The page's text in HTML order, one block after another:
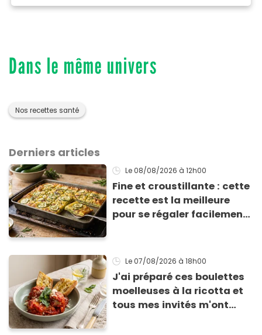
Dans le même univers
Nos recettes santé
Derniers articles
Le 08/08/2026 à 12h00
Fine et croustillante : cette
recette est la meilleure
pour se régaler facilement
Le 07/08/2026 à 18h00
J'ai préparé ces boulettes
moelleuses à la ricotta et
tous mes invités m'ont